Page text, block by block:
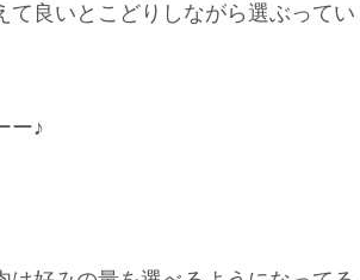
良いとこどりしながら選ぶってい
ー♪